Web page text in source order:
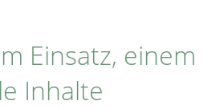
Einsatz, einem
Inhalte